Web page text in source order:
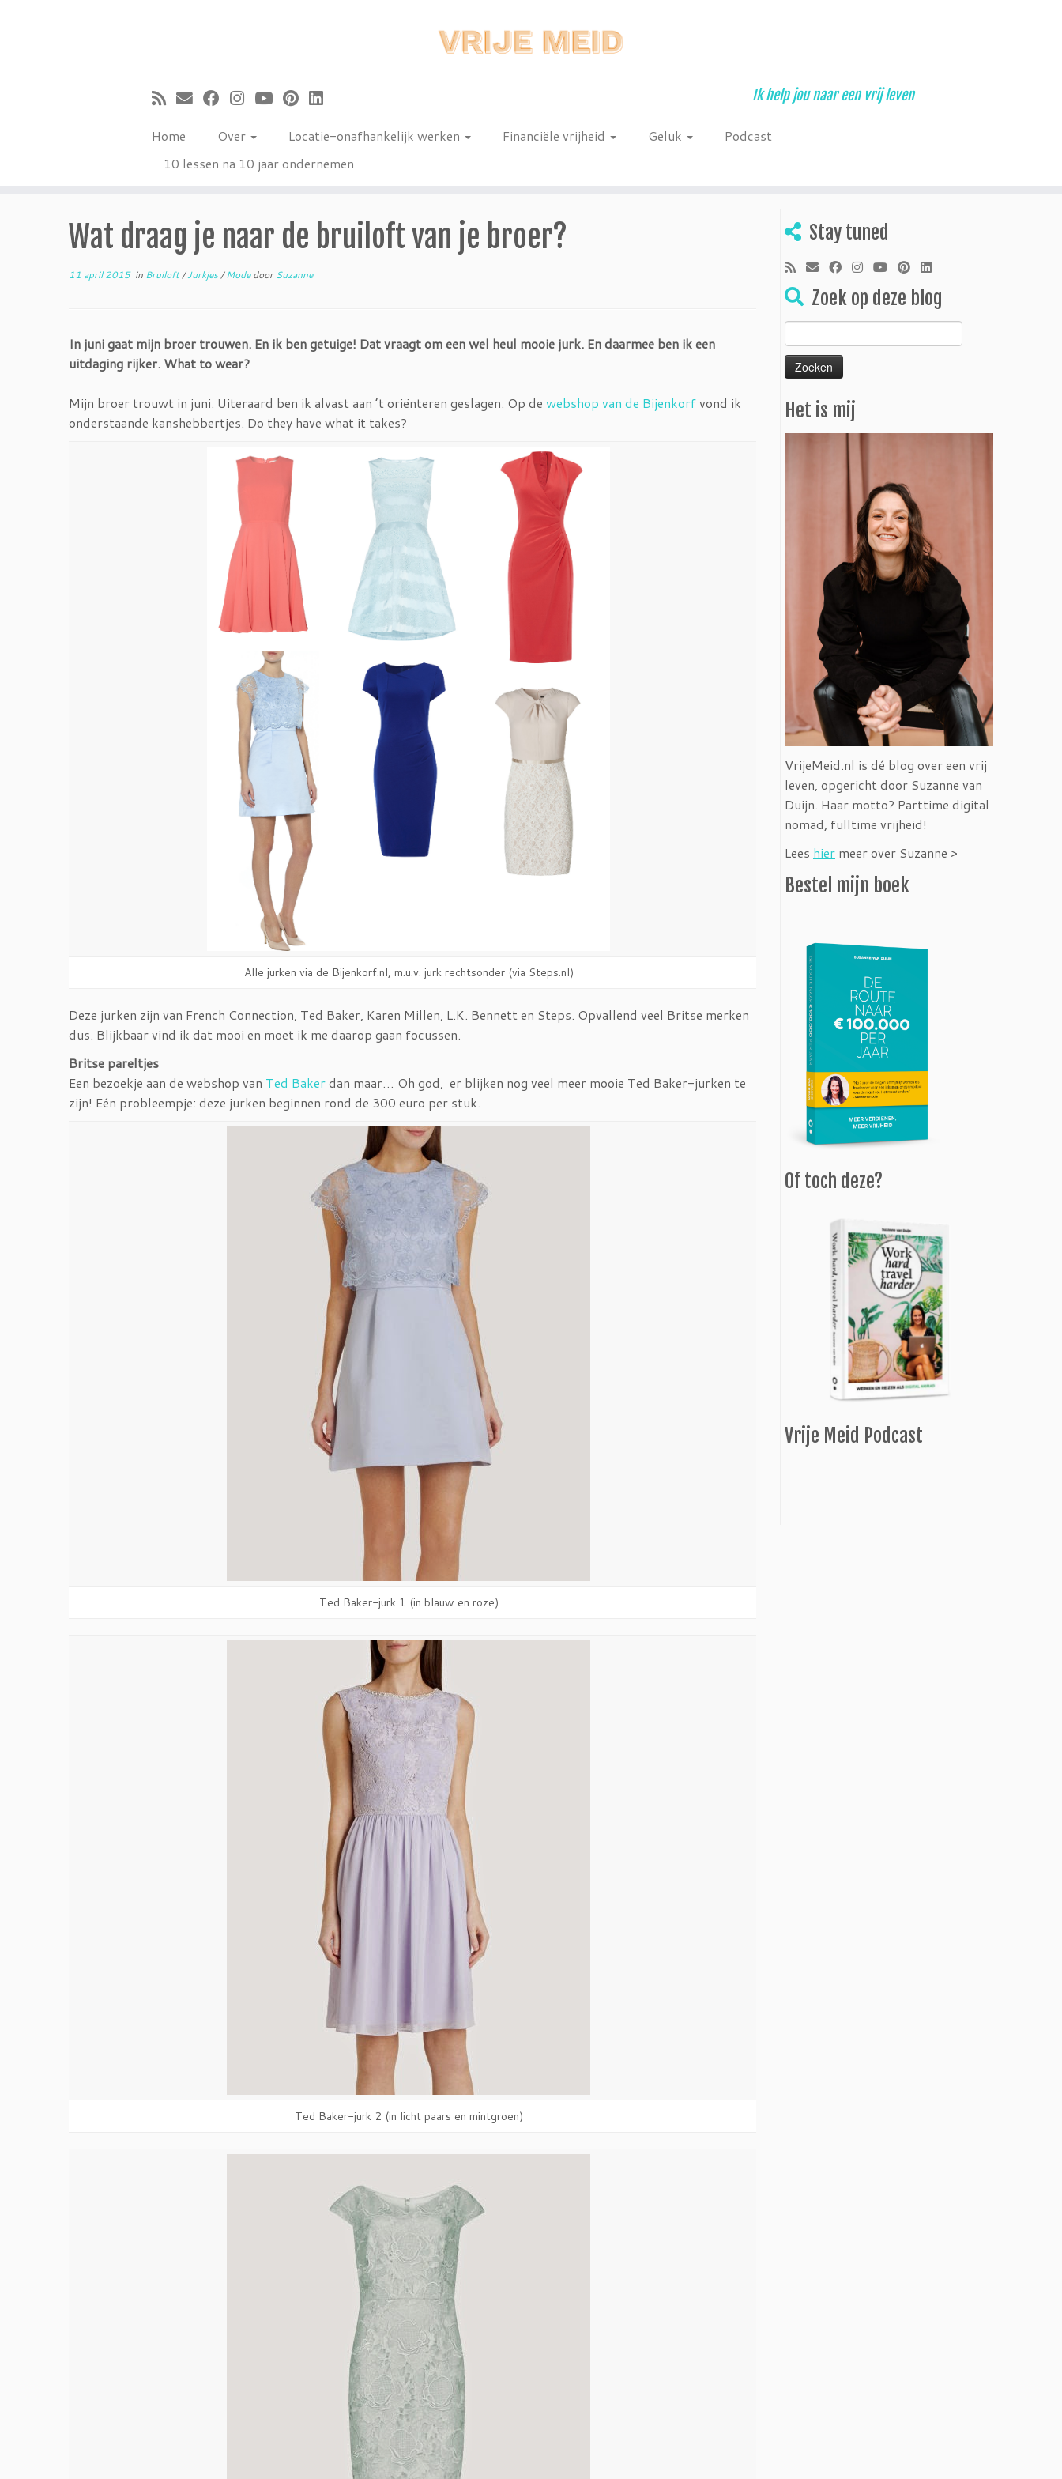
Ik help jou naar een vrij leven
Home Over Locatie-onafhankelijk werken Financiële vrijheid Geluk
Podcast
10 lessen na 10 jaar ondernemen
Wat draag je naar de bruiloft van je broer?
11 april 2015in Bruiloft/Jurkjes/ModedoorSuzanne
In juni gaat mijn broer trouwen. En ik ben getuige! Dat vraagt om een wel heul mooie jurk. En daarmee ben ik een
uitdaging rijker. What to wear?
Mijn broer trouwt in juni. Uiteraard ben ik alvast aan ’t oriënteren geslagen. Op de webshop van de Bijenkorfvond ik
onderstaande kanshebbertjes. Do they have what it takes?
Alle jurken via de Bijenkorf.nl, m.u.v. jurk rechtsonder (via Steps.nl)
Deze jurken zijn van French Connection, Ted Baker, Karen Millen, L.K. Bennett en Steps. Opvallend veel Britse merken
dus. Blijkbaar vind ik dat mooi en moet ik me daarop gaan focussen.
Britse pareltjes
Een bezoekje aan de webshop van Ted Bakerdan maar… Oh god, er blijken nog veel meer mooie Ted Baker-jurken te
zijn! Eén probleempje: deze jurken beginnen rond de 300 euro per stuk.
Ted Baker-jurk 1 (in blauw en roze)
Ted Baker-jurk 2 (in licht paars en mintgroen)
Stay tuned
Zoek op deze blog
Zoeken
naar:
Het is mij
VrijeMeid.nl is dé blog over een vrij
leven, opgericht door Suzanne van
Duijn. Haar motto? Parttime digital
nomad, fulltime vrijheid!
Lees hier meer over Suzanne >
Bestel mijn boek
Of toch deze?
Vrije Meid Podcast